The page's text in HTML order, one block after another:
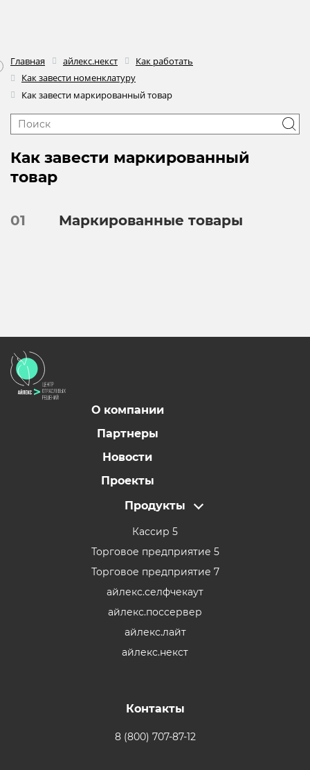
Главная айлекс.некст
Как работать
Как завести номенклатуру
Как завести маркированный товар
Как завести маркированный
товар
01 Маркированные товары
О компании
Партнеры
Новости
Проекты
Продукты
Кассир 5
Торговое предприятие 5
Торговое предприятие 7
айлекс.селфчекаут
айлекс.поссервер
айлекс.лайт
айлекс.некст
Контакты
8 (800) 707-87-12